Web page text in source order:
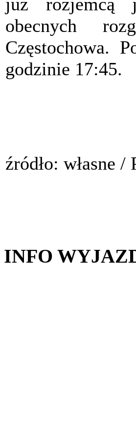
obecnych
Częstochowa.
godzinie 17:45.
źródło: własne /
INFO